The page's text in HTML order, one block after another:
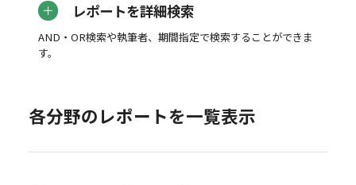
レポートを詳細検索
AND・OR検索や執筆者、期間指定で検索することができま
す。
各分野のレポートを一覧表示